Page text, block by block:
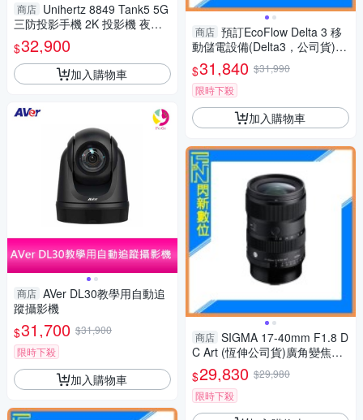
商店 Unihertz 8849 Tank5 5G
三防投影手機 2K 投影機 夜視
相機 測距儀 17600mAh 露營燈
$32,900
加入購物車
商店 AVer DL30教學用自動追
蹤攝影機
$31,700 $31,900
限時下殺
加入購物車
商店 預訂EcoFlow Delta 3 移
動儲電設備(Delta3，公司貨)電
源 電池
$31,840 $31,990
限時下殺
加入購物車
商店 SIGMA 17-40mm F1.8 D
C Art (恆伸公司貨)廣角變焦鏡
頭 大光圈 APS-C
$29,830 $29,980
限時下殺